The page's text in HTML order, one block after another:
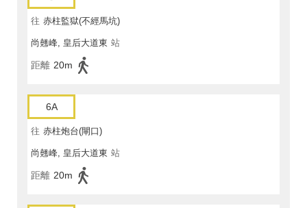
往 赤柱監獄(不經馬坑)
尚翹峰, 皇后大道東 站
距離 20m
6A
往 赤柱炮台(閘口)
尚翹峰, 皇后大道東 站
距離 20m